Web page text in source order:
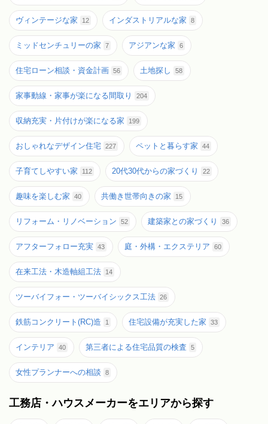
ヴィンテージな家 12 インダストリアルな家 8
ミッドセンチュリーの家 7 アジアンな家 6
住宅ローン相談・資金計画 56 土地探し 58
家事動線・家事が楽になる間取り 204
収納充実・片付けが楽になる家 199
おしゃれなデザイン住宅 227 ペットと暮らす家 44
子育てしやすい家 112 20代30代からの家づくり 22
趣味を楽しむ家 40 共働き世帯向きの家 15
リフォーム・リノベーション 52 建築家との家づくり 36
アフターフォロー充実 43 庭・外構・エクステリア 60
在来工法・木造軸組工法 14
ツーバイフォー・ツーバイシックス工法 26
鉄筋コンクリート(RC)造 1 住宅設備が充実した家 33
インテリア 40 第三者による住宅品質の検査 5
女性プランナーへの相談 8
工務店・ハウスメーカーをエリアから探す